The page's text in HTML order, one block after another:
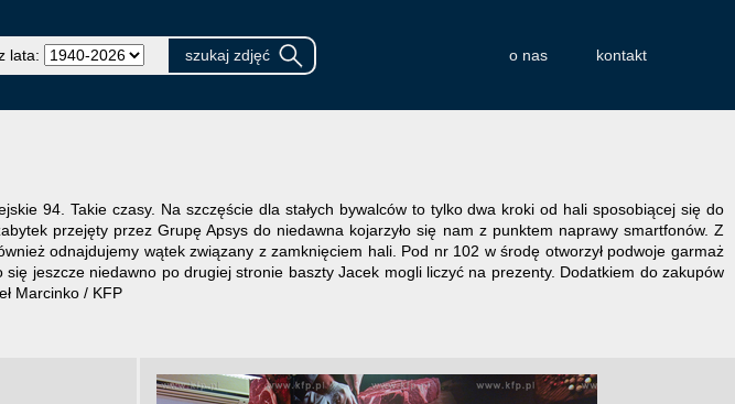
lata: o nas kontakt
94. Takie czasy. Na szczęście dla stałych bywalców to tylko dwa kroki od hali sposobiącej się do
przejęty przez Grupę Apsys do niedawna kojarzyło się nam z punktem naprawy smartfonów. Z
odnajdujemy wątek związany z zamknięciem hali. Pod nr 102 w środę otworzył podwoje garmaż
jeszcze niedawno po drugiej stronie baszty Jacek mogli liczyć na prezenty. Dodatkiem do zakupów
Marcinko / KFP